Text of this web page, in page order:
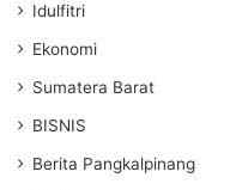
Idulfitri
Ekonomi
Sumatera Barat
BISNIS
Berita Pangkalpinang